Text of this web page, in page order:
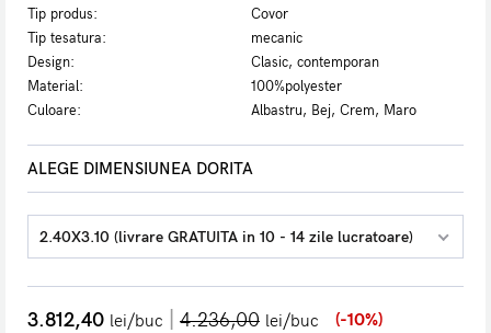
Tip produs:
Covor
Tip tesatura:
mecanic
Design:
Clasic, contemporan
Material:
100%polyester
Culoare:
Albastru, Bej, Crem, Maro
ALEGE DIMENSIUNEA DORITA
2.40X3.10 (livrare GRATUITA in 10 - 14 zile lucratoare)
3.812,40 lei/buc 4.236,00 lei/buc (-10%)